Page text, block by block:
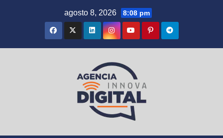
agosto 8, 2026 8:08 pm